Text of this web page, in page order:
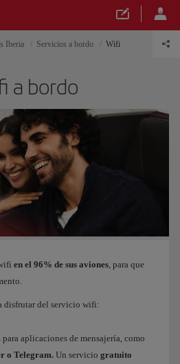
Iberia Servicios a bordo Wifi
a bordo
en el 96% de sus aviones , para que
disfrutar del servicio wifi:
aplicaciones de mensajería, como
o Telegram. Un servicio gratuito